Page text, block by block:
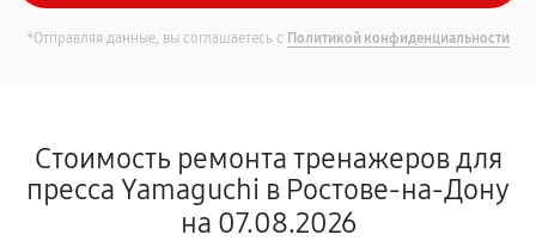
*Отправляя данные, вы соглашаетесь с Политикой конфиденциальности
Стоимость ремонта тренажеров для
пресса Yamaguchi в Ростове-на-Дону
на 07.08.2026